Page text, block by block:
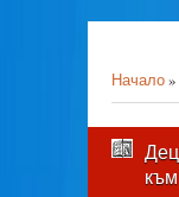
Начало»